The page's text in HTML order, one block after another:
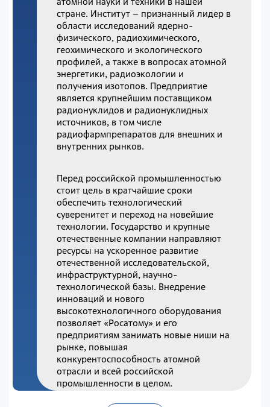
стране. Институт – признанный лидер в
области исследований ядерно-
физического, радиохимического,
геохимического и экологического
профилей, а также в вопросах атомной
энергетики, радиоэкологии и
получения изотопов. Предприятие
является крупнейшим поставщиком
радионуклидов и радионуклидных
источников, в том числе
радиофармпрепаратов для внешних и
внутренних рынков.
Перед российской промышленностью
стоит цель в кратчайшие сроки
обеспечить технологический
суверенитет и переход на новейшие
технологии. Государство и крупные
отечественные компании направляют
ресурсы на ускоренное развитие
отечественной исследовательской,
инфраструктурной, научно-
технологической базы. Внедрение
инноваций и нового
высокотехнологичного оборудования
позволяет «Росатому» и его
предприятиям занимать новые ниши на
рынке, повышая
конкурентоспособность атомной
отрасли и всей российской
промышленности в целом.